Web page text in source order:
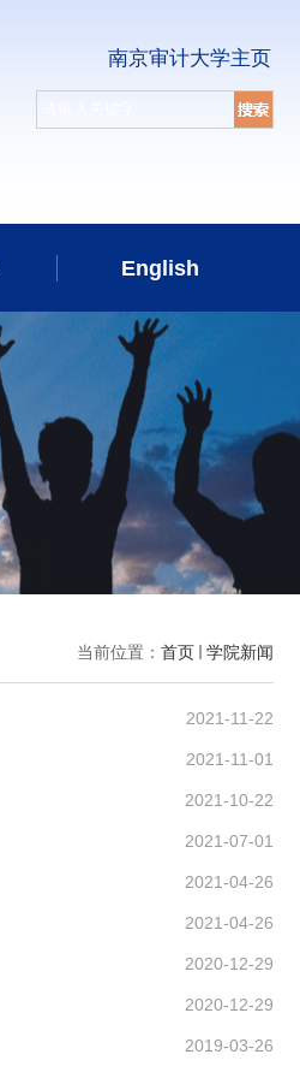
南京审计大学主页
English
当前位置： 首页 学院新闻
2021-11-22
2021-11-01
2021-10-22
2021-07-01
2021-04-26
2021-04-26
2020-12-29
2020-12-29
2019-03-26